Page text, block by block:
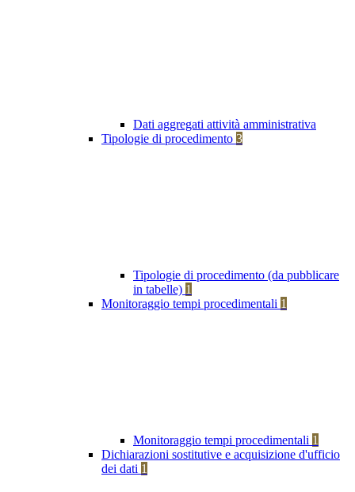
Dati aggregati attività amministrativa
Tipologie di procedimento 3
Tipologie di procedimento (da pubblicare
in tabelle) 1
Monitoraggio tempi procedimentali 1
Monitoraggio tempi procedimentali 1
Dichiarazioni sostitutive e acquisizione d'ufficio
dei dati 1